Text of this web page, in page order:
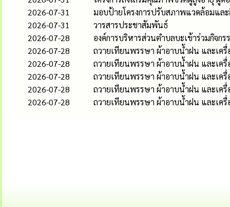
2026-07-31
มอบป้ายโครงการปรับสภาพแวดล้อมแล
2026-07-31
วารสารประชาสัมพันธ์
2026-07-28
องค์การบริหารส่วนตำบลบะเข้าร่วมกิจก
2026-07-28
ถวายเทียนพรรษา ผ้าอาบน้ำฝน และเค
2026-07-28
ถวายเทียนพรรษา ผ้าอาบน้ำฝน และเค
2026-07-28
ถวายเทียนพรรษา ผ้าอาบน้ำฝน และเค
2026-07-28
ถวายเทียนพรรษา ผ้าอาบน้ำฝน และเค
2026-07-28
ถวายเทียนพรรษา ผ้าอาบน้ำฝน และเค